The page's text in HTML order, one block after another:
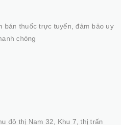
bán thuốc trực tuyến, đảm bảo uy
chóng
đô thị Nam 32, Khu 7, thị trấn